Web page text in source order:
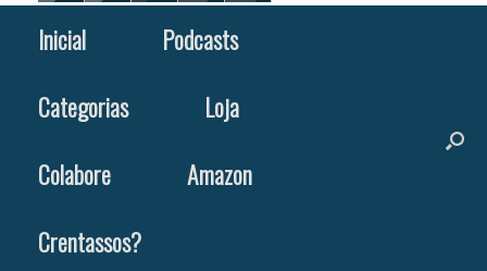
Inicial
Podcasts
Categorias
Loja
Colabore
Amazon
Crentassos?